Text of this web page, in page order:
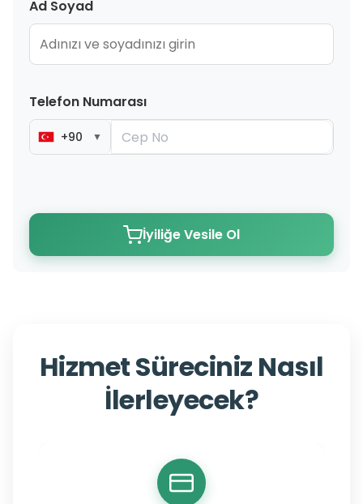
Ad Soyad
Telefon Numarası
+90 ▼
İyiliğe Vesile Ol
Hizmet Süreciniz Nasıl
İlerleyecek?